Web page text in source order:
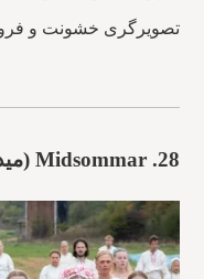
تصویرگری خشونت و
28. Midsommar (میدسامر)